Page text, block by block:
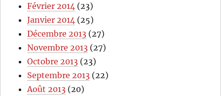
Février 2014 (23)
Janvier 2014 (25)
Décembre 2013 (27)
Novembre 2013 (27)
Octobre 2013 (23)
Septembre 2013 (22)
Août 2013 (20)